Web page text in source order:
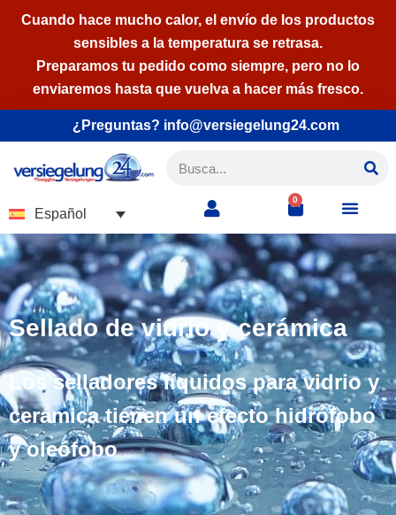
contenido
Cuando hace mucho calor, el envío de los productos
sensibles a la temperatura se retrasa.
Preparamos tu pedido como siempre, pero no lo
enviaremos hasta que vuelva a hacer más fresco.
¿Preguntas? info@versiegelung24.com
Español
0
Sellado de vidrio y cerámica
Los selladores líquidos para vidrio y
cerámica tienen un efecto hidrófobo
y oleófobo